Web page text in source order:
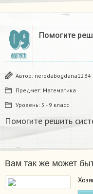
09
АВГУСТ
Помогите
Автор: nerodabogdana1234
Предмет: Математика
Уровень: 5 - 9 класс
Помогите решить
Вам так же может